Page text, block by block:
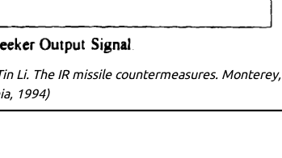
Li. The IR missile countermeasures. Monterey,
1994)